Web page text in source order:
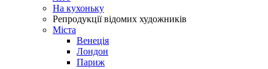
На кухоньку
Репродукції відомих художників
Міста
Венеція
Лондон
Париж